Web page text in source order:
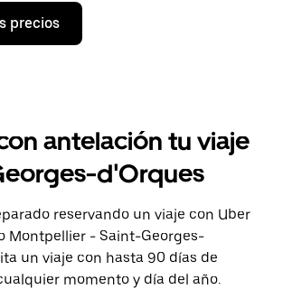
precios
antelación tu viaje
d'Orques
reservando un viaje con Uber
Montpellier - Saint-Georges-
un viaje con hasta 90 días de
momento y día del año.